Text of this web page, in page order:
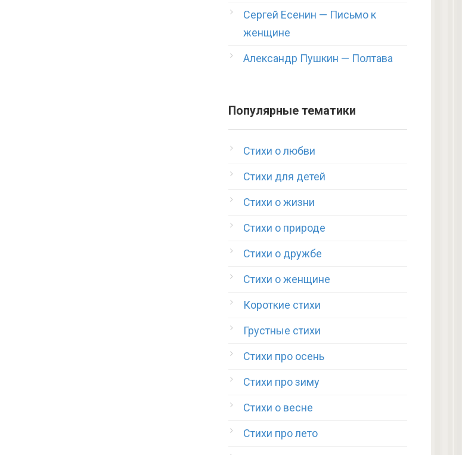
Сергей Есенин — Письмо к
женщине
Александр Пушкин — Полтава
Популярные тематики
Стихи о любви
Стихи для детей
Стихи о жизни
Стихи о природе
Стихи о дружбе
Стихи о женщине
Короткие стихи
Грустные стихи
Стихи про осень
Стихи про зиму
Стихи о весне
Стихи про лето